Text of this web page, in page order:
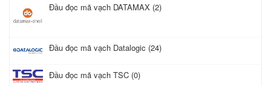
Đầu đọc mã vạch DATAMAX (2)
Đầu đọc mã vạch Datalogic (24)
Đầu đọc mã vạch TSC (0)